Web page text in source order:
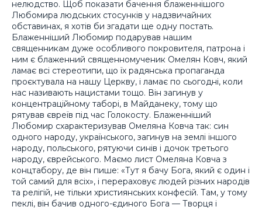
нелюдство. Щоб показати бачення блаженнішого
Любомира людських стосунків у надзвичайних
обставинах, я хотів би згадати ще одну постать.
Блаженніший Любомир подарував нашим
священникам дуже особливого покровителя, патрона і
ним є блаженний священномученик Омелян Ковч, який
ламає всі стереотипи, що їх радянська пропаганда
проєктувала на нашу Церкву, і ламає по сьогодні, коли
нас називають нацистами тощо. Він загинув у
концентраційному таборі, в Майданеку, тому що
рятував євреїв під час Голокосту. Блаженніший
Любомир схарактеризував Омеляна Ковча так: син
одного народу, українського, загинув на землі іншого
народу, польського, рятуючи синів і дочок третього
народу, єврейського. Маємо лист Омеляна Ковча з
концтабору, де він пише: «Тут я бачу Бога, який є один і
той самий для всіх», і перераховує людей різних народів
та релігій, не тільки християнських конфесій. Там, у тому
пеклі, він бачив одного-єдиного Бога — Творця і